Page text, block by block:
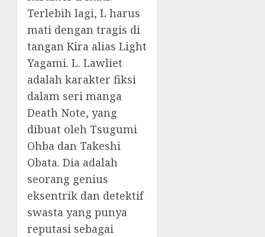
Terlebih lagi, L harus
mati dengan tragis di
tangan Kira alias Light
Yagami. L. Lawliet
adalah karakter fiksi
dalam seri manga
Death Note, yang
dibuat oleh Tsugumi
Ohba dan Takeshi
Obata. Dia adalah
seorang genius
eksentrik dan detektif
swasta yang punya
reputasi sebagai